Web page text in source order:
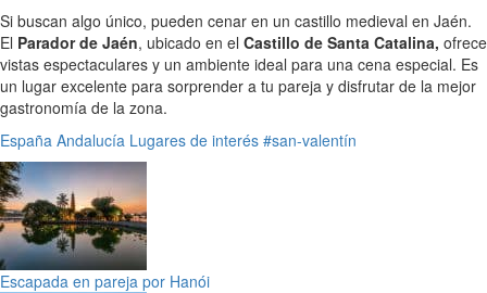
Si buscan algo único, pueden cenar en un castillo medieval en Jaén.
El Parador de Jaén, ubicado en el Castillo de Santa Catalina, ofrece
vistas espectaculares y un ambiente ideal para una cena especial. Es
un lugar excelente para sorprender a tu pareja y disfrutar de la mejor
gastronomía de la zona.
España Andalucía Lugares de interés #san-valentín
Escapada en pareja por Hanói